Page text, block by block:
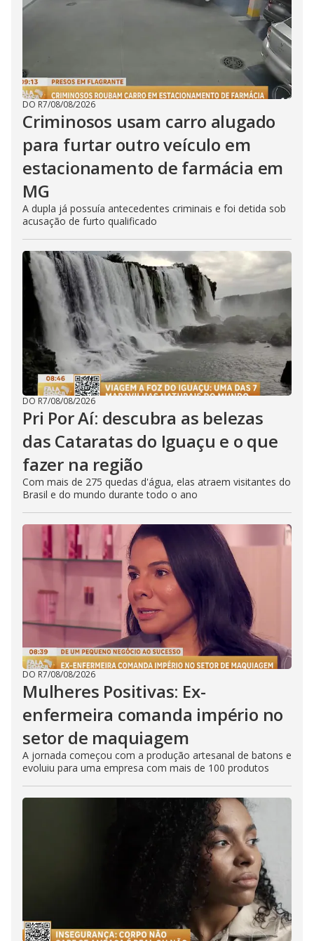
DO R7/08/08/2026
Criminosos usam carro alugado
para furtar outro veículo em
estacionamento de farmácia em
MG
A dupla já possuía antecedentes criminais e foi detida sob
acusação de furto qualificado
DO R7/08/08/2026
Pri Por Aí: descubra as belezas
das Cataratas do Iguaçu e o que
fazer na região
Com mais de 275 quedas d'água, elas atraem visitantes do
Brasil e do mundo durante todo o ano
DO R7/08/08/2026
Mulheres Positivas: Ex-
enfermeira comanda império no
setor de maquiagem
A jornada começou com a produção artesanal de batons e
evoluiu para uma empresa com mais de 100 produtos